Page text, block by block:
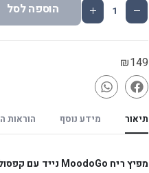
₪149
הוספה לסל
תיאור מידע נוסף הוראות
מפיץ ריח MoodoGo נייד עם קפסולת ניחוח לבחירה